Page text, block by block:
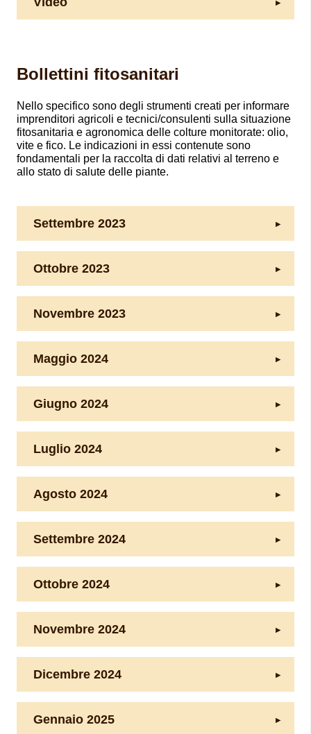
Bollettini fitosanitari
Nello specifico sono degli strumenti creati per informare
imprenditori agricoli e tecnici/consulenti sulla situazione
fitosanitaria e agronomica delle colture monitorate: olio,
vite e fico. Le indicazioni in essi contenute sono
fondamentali per la raccolta di dati relativi al terreno e
allo stato di salute delle piante.
Settembre 2023
Ottobre 2023
Novembre 2023
Maggio 2024
Giugno 2024
Luglio 2024
Agosto 2024
Settembre 2024
Ottobre 2024
Novembre 2024
Dicembre 2024
Gennaio 2025